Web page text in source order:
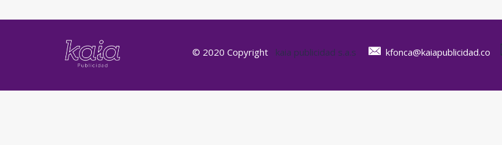
© 2020 Copyright kaia publicidad s.a.s kfonca@kaiapublicidad.co